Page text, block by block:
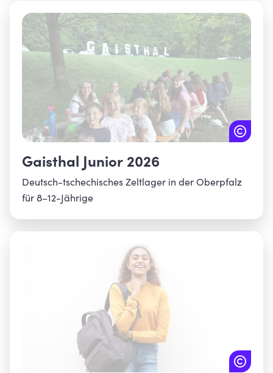
Gaisthal Junior 2026
Deutsch-tschechisches Zeltlager in der Oberpfalz
für 8–12-Jährige